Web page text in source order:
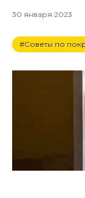
30 января 2023
#Советы по